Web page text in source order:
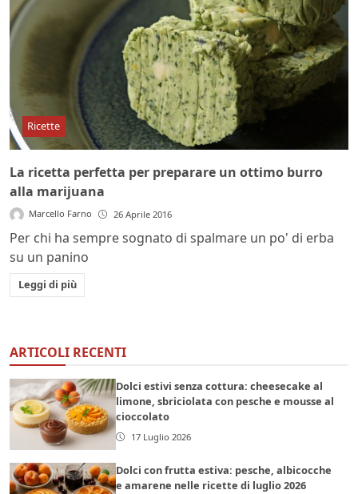
Ricette
La ricetta perfetta per preparare un ottimo burro
alla marijuana
Marcello Farno 26 Aprile 2016
Per chi ha sempre sognato di spalmare un po' di erba
su un panino
Leggi di più
ARTICOLI RECENTI
Dolci estivi senza cottura: cheesecake al
limone, sbriciolata con pesche e mousse al
cioccolato
17 Luglio 2026
Dolci con frutta estiva: pesche, albicocche
e amarene nelle ricette di luglio 2026